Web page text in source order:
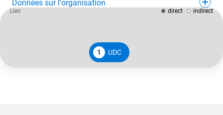
Données sur l'organisation
1 UDC
Lien direct indirect